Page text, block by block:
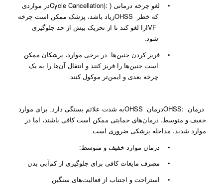
• لغو چرخه درمانی (Cycle Cancellation):در مواردی
که خطر
OHSSزیاد باشد، پزشک ممکن است چرخه
IVFرا لغو کند تا از تحریک بیش از حد جلوگیری
شود.
•
فریز کردن جنین‌ها: در برخی موارد، پزشکان ممکن
است جنین‌ها را فریز کنند و انتقال آن‌ها را به یک
چرخه بعدی و ایمن‌تر موکول کنند.
درمان OHSS:درمان OHSSبه شدت علائم بستگی دارد. برای موارد
خفیف و متوسط، درمان‌های حمایتی ممکن است کافی باشند، اما در
موارد شدید، مداخله پزشکی ضروری است.
• درمان موارد خفیف و متوسط:
• مصرف مایعات کافی برای جلوگیری از کم‌آبی بدن
• استراحت و اجتناب از فعالیت‌های سنگین